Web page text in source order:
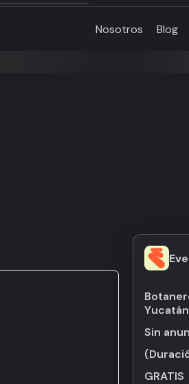
Nosotros Blog
Yucatán
Sin
GRATIS